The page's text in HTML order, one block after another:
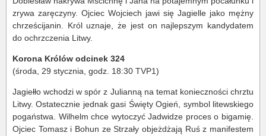
zrywa zaręczyny. Ojciec Wojciech jawi się Jagielle jako mężny
chrześcijanin. Król uznaje, że jest on najlepszym kandydatem
do ochrzczenia Litwy.
Korona Królów odcinek 324
(środa, 29 stycznia, godz. 18:30 TVP1)
Jagiełło wchodzi w spór z Julianną na temat konieczności chrztu
Litwy. Ostatecznie jednak gasi Święty Ogień, symbol litewskiego
pogaństwa. Wilhelm chce wytoczyć Jadwidze proces o bigamię.
Ojciec Tomasz i Bohun ze Strzały objeżdżają Ruś z manifestem